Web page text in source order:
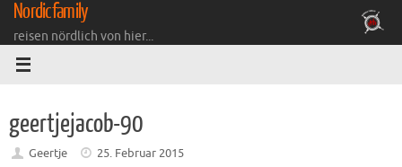
Zum
Inhalt
springen
Nordicfamily
reisen nördlich von hier...
geertjejacob-90
Geertje
25. Februar 2015